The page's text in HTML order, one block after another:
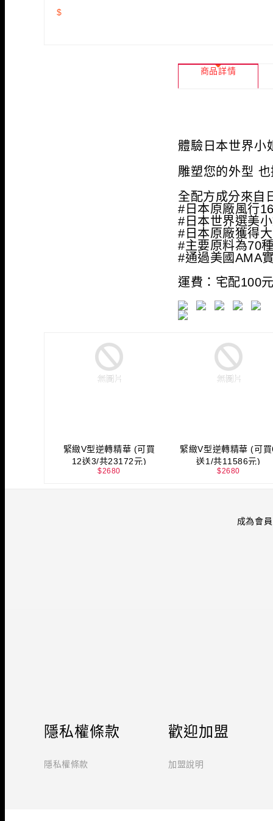
$
商品詳情
體驗日本世界小
雕塑您的外型
全配方成分來自
#日本原廠風行
#日本世界選美
#日本原廠獲得
#主要原料為70
#通過美國AMA
運費：宅配100
緊緻V型逆轉精華 (可買
12送3/共23172元)
$2680
緊緻V型逆轉精華 (可
送1/共11586元)
$2680
成為會員
隱私權條款
隱私權條款
歡迎加盟
加盟說明